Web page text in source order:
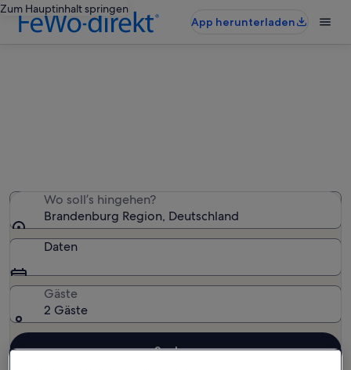
Zum Hauptinhalt springen
App herunterladen
Wo soll’s hingehen?
Brandenburg Region, Deutschland
Daten
Gäste
2 Gäste
Suchen